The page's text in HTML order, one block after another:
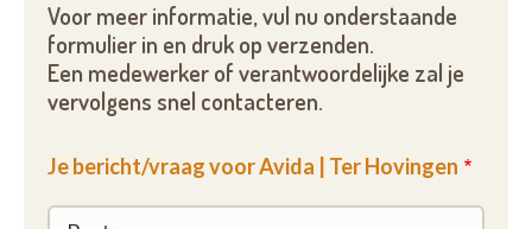
Voor meer informatie, vul nu onderstaande
formulier in en druk op verzenden.
Een medewerker of verantwoordelijke zal je
vervolgens snel contacteren.
Je bericht/vraag voor Avida | Ter Hovingen